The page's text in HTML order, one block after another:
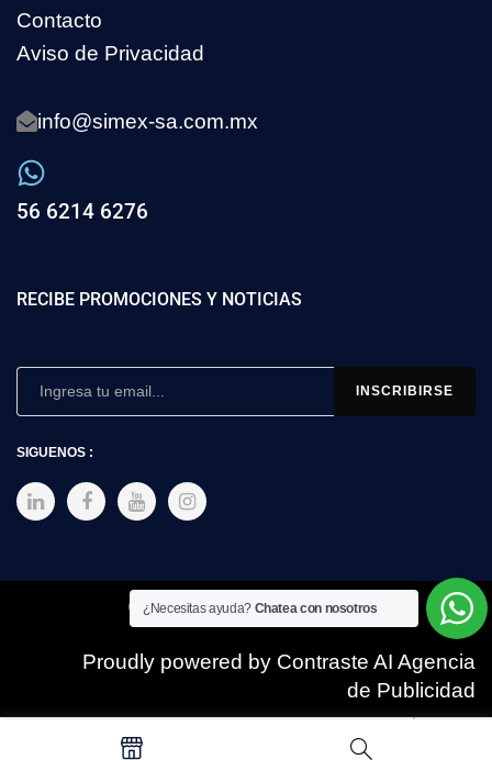
Contacto
Aviso de Privacidad
info@simex-sa.com.mx
56 6214 6276
RECIBE PROMOCIONES Y NOTICIAS
SIGUENOS :
Copyright © 2025 SIMEX
Proudly powered by Contraste AI Agencia
de Publicidad
¿Necesitas ayuda? Chatea con nosotros